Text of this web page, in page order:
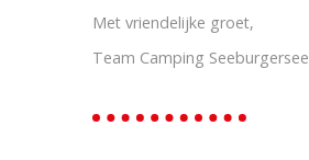
Met vriendelijke groet,
Team Camping Seeburgersee